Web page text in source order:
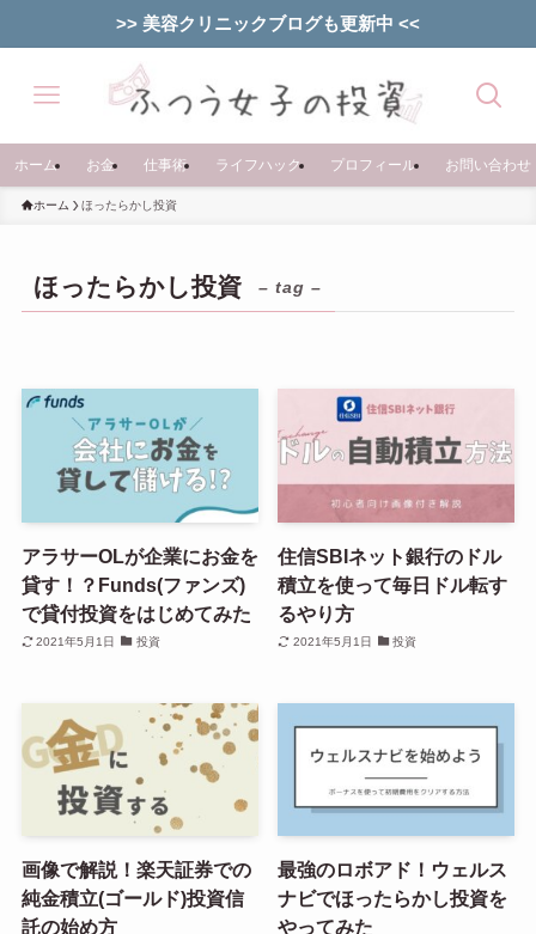
>> 美容クリニックブログも更新中 <<
ホーム お金 仕事術 ライフハック プロフィール お問い合わせ
ホーム ほったらかし投資
ほったらかし投資 – tag –
アラサーOLが企業にお金を
貸す！？Funds(ファンズ)
で貸付投資をはじめてみた
2021年5月1日 投資
住信SBIネット銀行のドル
積立を使って毎日ドル転す
るやり方
2021年5月1日 投資
画像で解説！楽天証券での
純金積立(ゴールド)投資信
託の始め方
最強のロボアド！ウェルス
ナビでほったらかし投資を
やってみた